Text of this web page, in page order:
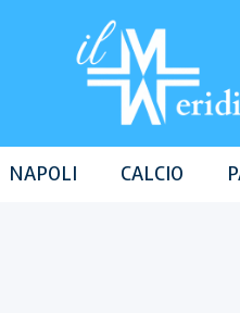
NAPOLI CALCIO